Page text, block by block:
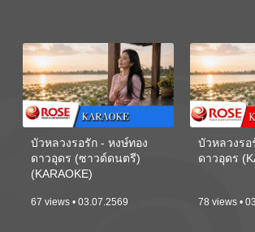
บัวหลวงรอรัก - หงษ์ทอง
ดาวอุดร (ซาวด์ดนตรี)
(KARAOKE)
67 views • 03.07.2569
บัวหลวงรอ
ดาวอุดร
78 views •